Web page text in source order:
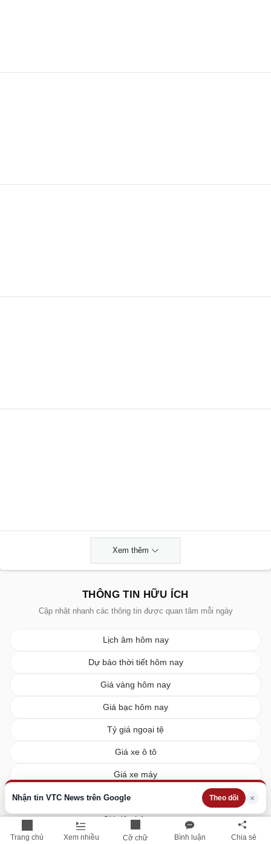
Trang chủ Xem nhiều Cỡ chữ Bình luận Chia sẻ
Nhận tin VTC News trên Google Theo dõi ×
Xem thêm
THÔNG TIN HỮU ÍCH
Cập nhật nhanh các thông tin được quan tâm mỗi ngày
Lịch âm hôm nay
Dự báo thời tiết hôm nay
Giá vàng hôm nay
Giá bạc hôm nay
Tỷ giá ngoại tệ
Giá xe ô tô
Giá xe máy
Giá xăng dầu hôm nay
Giá tiêu hôm nay
Giá cà phê hôm nay